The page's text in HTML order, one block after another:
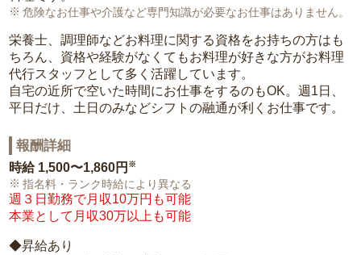
危険なお仕事や介護など専門知識が必要なお仕事はありません。
栄養士、調理師などお料理に関する資格をお持ちの方はも
ちろん、資格や経験がなくてもお料理が好きな方がお料理
代行スタッフとして多く活躍しています。
自宅の近所で空いた時間にお仕事をするのもOK。週1日、
平日だけ、土日のみなどシフトの融通が利くお仕事です。
報酬詳細
時給 1,500〜1,860円 ※
指名料・ランク時給により異なる
週３日勤務で月収10万円も可能
本業として月収30万以上も可能
◆昇給あり